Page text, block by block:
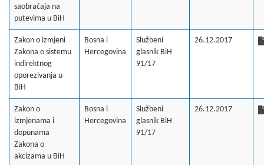
saobraćaja na
putevima u BiH
Zakon o izmjeni
Zakona o sistemu
indirektnog
oporezivanja u
BiH
Bosna i
Hercegovina
Službeni
glasnik BiH
91/17
26.12.2017
Zakon o
izmjenama i
dopunama
Zakona o
akcizama u BiH
Bosna i
Hercegovina
Službeni
glasnik BiH
91/17
26.12.2017